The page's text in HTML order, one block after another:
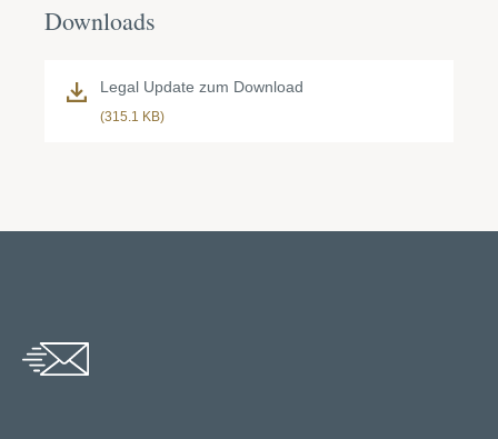
Downloads
Legal Update zum Download
(315.1 KB)